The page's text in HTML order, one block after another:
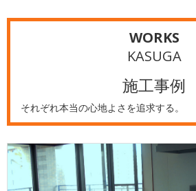
WORKS
KASUGA
施工事例
それぞれ本当の心地よさを追求する。